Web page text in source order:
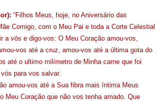
“Filhos Meus, hoje, no Aniversário das
Comigo, com o Meu Pai e toda a Corte Celestial
a vós e digo-vos: O Meu Coração amou-vos,
vos até a cruz, amou-vos até a última gota do
até o ultimo milímetro de Minha carne que foi
para vos salvar.
amou-vos até a Sua fibra mais íntima Meus
Meu Coração que não vos tenha amado. Que